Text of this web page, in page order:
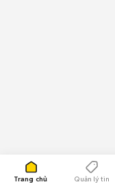
Trang chủ Quản lý tin